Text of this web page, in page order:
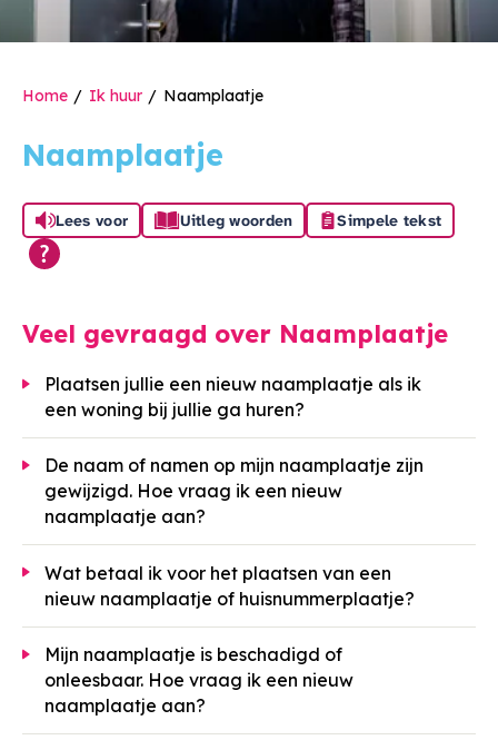
Home Ik huur Naamplaatje
Naamplaatje
Lees voor Uitleg woorden Simpele tekst
Veel gevraagd over Naamplaatje
Plaatsen jullie een nieuw naamplaatje als ik
een woning bij jullie ga huren?
De naam of namen op mijn naamplaatje zijn
gewijzigd. Hoe vraag ik een nieuw
naamplaatje aan?
Wat betaal ik voor het plaatsen van een
nieuw naamplaatje of huisnummerplaatje?
Mijn naamplaatje is beschadigd of
onleesbaar. Hoe vraag ik een nieuw
naamplaatje aan?